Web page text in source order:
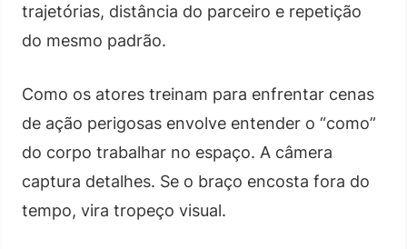
trajetórias, distância do parceiro e repetição
do mesmo padrão.
Como os atores treinam para enfrentar cenas
de ação perigosas envolve entender o “como”
do corpo trabalhar no espaço. A câmera
captura detalhes. Se o braço encosta fora do
tempo, vira tropeço visual.